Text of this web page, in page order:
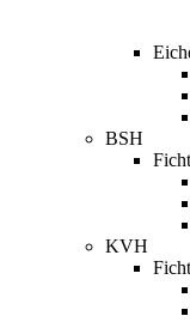
BSH
KVH